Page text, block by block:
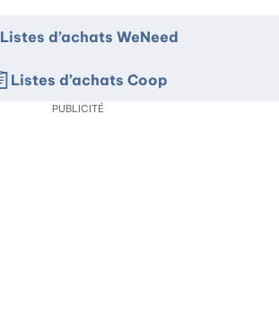
Listes d’achats WeNeed
Listes d’achats Coop
PUBLICITÉ